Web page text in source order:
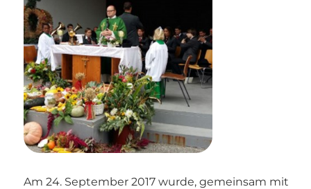
Am 24. September 2017 wurde, gemeinsam mit